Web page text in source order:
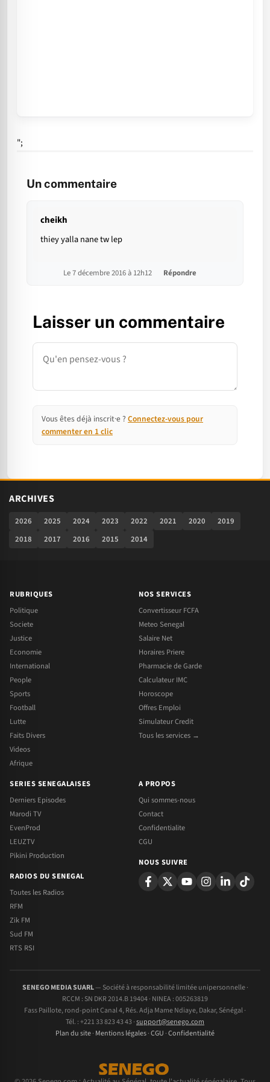
";
Un commentaire
cheikh
thiey yalla nane tw lep
Le 7 décembre 2016 à 12h12 Répondre
Laisser un commentaire
Commentaire
Vous êtes déjà inscrit·e ? Connectez-vous pour
commenter en 1 clic
ARCHIVES
2026 2025 2024 2023 2022 2021 2020
2019
2018
2017 2016 2015 2014
RUBRIQUES
Politique
Societe
Justice
Economie
International
People
Sports
Football
Lutte
Faits Divers
Videos
Afrique
NOS SERVICES
Convertisseur FCFA
Meteo Senegal
Salaire Net
Horaires Priere
Pharmacie de Garde
Calculateur IMC
Horoscope
Offres Emploi
Simulateur Credit
Tous les services →
SERIES SENEGALAISES
Derniers Episodes
Marodi TV
EvenProd
LEUZTV
Pikini Production
RADIOS DU SENEGAL
Toutes les Radios
RFM
Zik FM
Sud FM
RTS RSI
A PROPOS
Qui sommes-nous
Contact
Confidentialite
CGU
NOUS SUIVRE
SENEGO MEDIA SUARL— Société à responsabilité limitée unipersonnelle ·
RCCM : SN DKR 2014.B 19404 · NINEA : 005263819
Fass Paillote, rond-point Canal 4, Rés. Adja Mame Ndiaye, Dakar, Sénégal ·
Tél. : +221 33 823 43 43 ·support@senego.com
Plan du site· Mentions légales·CGU ·Confidentialité